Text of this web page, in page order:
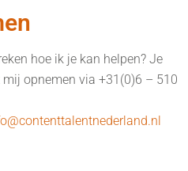
hoe ik je kan helpen? Je
opnemen via +31(0)6 – 510